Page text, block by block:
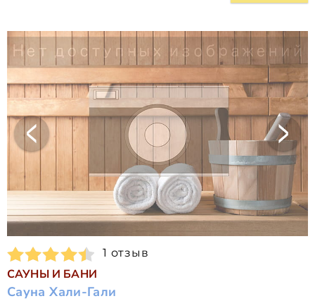
1 отзыв
САУНЫ И БАНИ
Сауна Хали-Гали